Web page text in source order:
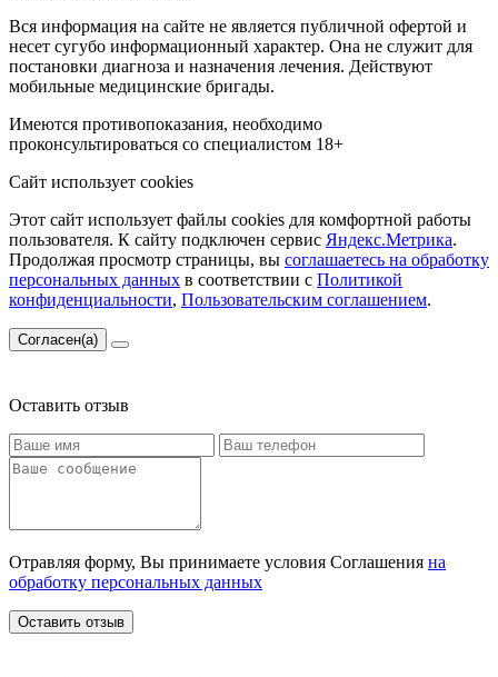
Вся информация на сайте не является публичной офертой и
несет сугубо информационный характер. Она не служит для
постановки диагноза и назначения лечения. Действуют
мобильные медицинские бригады.
Имеются противопоказания, необходимо
проконсультироваться со специалистом 18+
Сайт использует cookies
Этот сайт использует файлы cookies для комфортной работы
пользователя. К сайту подключен сервис Яндекс.Метрика.
Продолжая просмотр страницы, вы соглашаетесь на обработку
персональных данных в соответствии с Политикой
конфиденциальности, Пользовательским соглашением.
Согласен(а)
Оставить отзыв
Отравляя форму, Вы принимаете условия Соглашения на
обработку персональных данных
Оставить отзыв